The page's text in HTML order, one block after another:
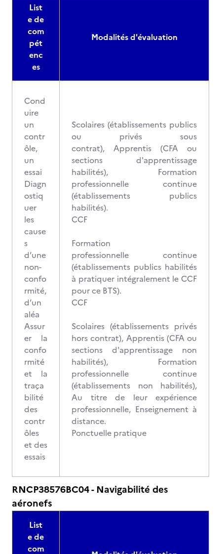
List
e de
com
pét
enc
es
Modalités d'évaluation
Cond
uire
un
contr
ôle,
un
essai
Diagn
ostiq
uer
les
cause
s
d’une
non-
confo
rmité,
d’un
aléa
Assur
er la
confo
rmité
et la
traça
bilité
des
contr
ôles
et des
essais
Scolaires (établissements publics
ou privés sous
contrat), Apprentis (CFA ou
sections d'apprentissage
habilités), Formation
professionnelle continue
(établissements publics
habilités).
CCF
Formation
professionnelle continue
(établissements publics habilités
à pratiquer intégralement le CCF
pour ce BTS).
CCF
Scolaires (établissements privés
hors contrat), Apprentis (CFA ou
sections d'apprentissage non
habilités), Formation
professionnelle continue
(établissements non habilités),
Au titre de leur expérience
professionnelle, Enseignement à
distance.
Ponctuelle pratique
RNCP38576BC04 - Navigabilité des
aéronefs
List
e de
com